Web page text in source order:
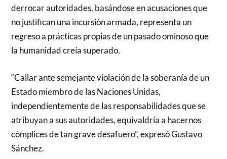
derrocar autoridades, basándose en acusaciones que
no justifican una incursión armada, representa un
regreso a prácticas propias de un pasado ominoso que
la humanidad creía superado.
“Callar ante semejante violación de la soberanía de un
Estado miembro de las Naciones Unidas,
independientemente de las responsabilidades que se
atribuyan a sus autoridades, equivaldría a hacernos
cómplices de tan grave desafuero”, expresó Gustavo
Sánchez.